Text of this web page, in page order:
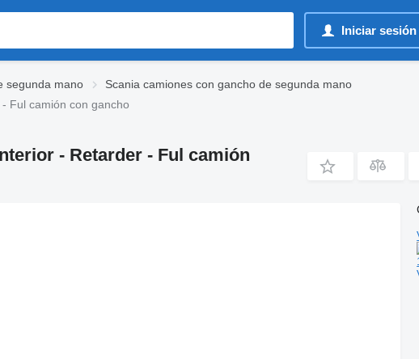
Iniciar
segunda mano
Scania camiones con gancho de segunda mano
Ful camión con gancho
- Retarder - Ful camión